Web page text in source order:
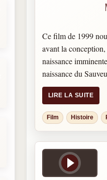
Ce film de 1999
avant la
naissance
naissance du
jusqu’à sa
A travers ce film,
symbole d’espoir et
mères et les
LIRE LA SUITE
Film Histoire